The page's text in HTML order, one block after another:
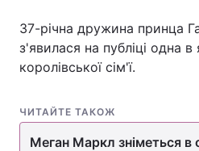
37-річна дружина принца
з'явилася на публіці одна в
королівської сім'ї.
ЧИТАЙТЕ ТАКОЖ
Меган Маркл зніметься в